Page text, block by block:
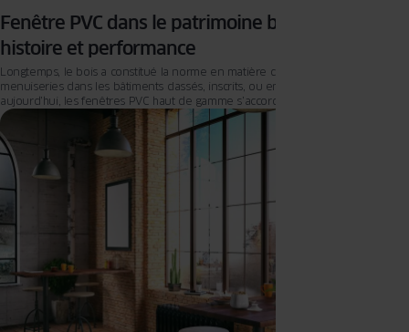
Fenêtre PVC dans le patrimoine bâti : concilier
histoire et performance
Longtemps, le bois a constitué la norme en matière de rénovation des
menuiseries dans les bâtiments classés, inscrits, ou en zone ABF. Mais
aujourd’hui, les fenêtres PVC haut de gamme s’accordent à tout type de
design et d’architecture, y compris dans l’ancien. Alors que les considérations
énergétiques changent la donne, faisons le point sur ce qui est possible de
faire, et ce qui ne l’est pas.